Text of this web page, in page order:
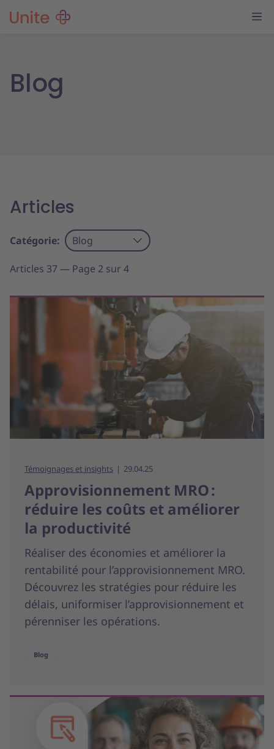
Blog
Articles
Catégorie: Blog
Articles 37 — Page 2 sur 4
Témoignages et insights 29.04.25
Approvisionnement MRO :
réduire les coûts et améliorer
la productivité
Réaliser des économies et améliorer la
rentabilité pour l’approvisionnement MRO.
Découvrez les stratégies pour réduire les
délais, uniformiser l’approvisionnement et
pérenniser les opérations.
Blog